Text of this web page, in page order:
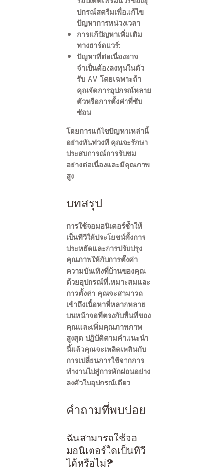
ปกรณ์สตรีมเพื่อแก้ไข
ปัญหาการหน่วงเวลา
การแก้ปัญหาเพิ่มเติม
ทางฮาร์ดแวร์:
ปัญหาที่ต่อเนื่องอาจ
จำเป็นต้องลงทุนในตัว
รับ AV โดยเฉพาะถ้า
คุณจัดการอุปกรณ์หลาย
ตัวหรือการตั้งค่าที่ซับ
ซ้อน
โดยการแก้ไขปัญหาเหล่านี้
อย่างทันท่วงที คุณจะรักษา
ประสบการณ์การรับชม
อย่างต่อเนื่องและมีคุณภาพ
สูง
บทสรุป
การใช้จอมอนิเตอร์ซ้ำให้
เป็นทีวีให้ประโยชน์ทั้งการ
ประหยัดและการปรับปรุง
คุณภาพให้กับการตั้งค่า
ความบันเทิงที่บ้านของคุณ
ด้วยอุปกรณ์ที่เหมาะสมและ
การตั้งค่า คุณจะสามารถ
เข้าถึงเนื้อหาที่หลากหลาย
บนหน้าจอที่ตรงกับพื้นที่ของ
คุณและเพิ่มคุณภาพภาพ
สูงสุด ปฏิบัติตามคำแนะนำ
นี้แล้วคุณจะเพลิดเพลินกับ
การเปลี่ยนการใช้จากการ
ทำงานไปสู่การพักผ่อนอย่าง
ลงตัวในอุปกรณ์เดียว
คำถามที่พบบ่อย
ฉันสามารถใช้จอ
มอนิเตอร์ใดเป็นทีวี
ได้หรือไม่?